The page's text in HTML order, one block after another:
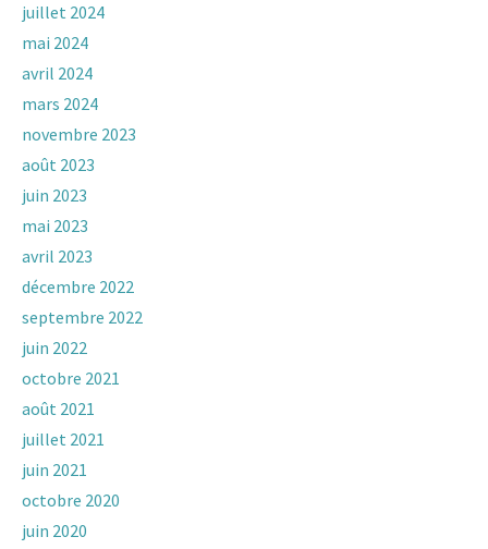
juillet 2024
mai 2024
avril 2024
mars 2024
novembre 2023
août 2023
juin 2023
mai 2023
avril 2023
décembre 2022
septembre 2022
juin 2022
octobre 2021
août 2021
juillet 2021
juin 2021
octobre 2020
juin 2020